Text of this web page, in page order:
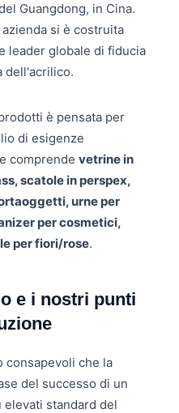
Guangdong, in Cina.
si è costruita
leader globale di fiducia
dell'acrilico.
è pensata per
di esigenze
comprendevetrine in
scatole in perspex,
urne per
per cosmetici,
per fiori/rose.
e i nostri punti
consapevoli che la
del successo di un
standard del